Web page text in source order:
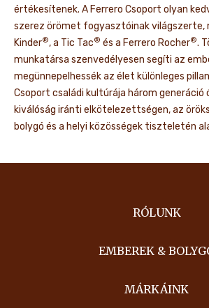
értékesítenek. A Ferrero Csoport olyan
szerez örömet fogyasztóinak világszerte,
Kinder®, a Tic Tac® és a Ferrero Rocher®.
munkatársa szenvedélyesen segíti az
megünnepelhessék az élet különleges
Csoport családi kultúrája három generáció
kiválóság iránti elkötelezettségen, az
bolygó és a helyi közösségek tiszteletén
RÓLUNK
EMBEREK &
MÁRKÁINK